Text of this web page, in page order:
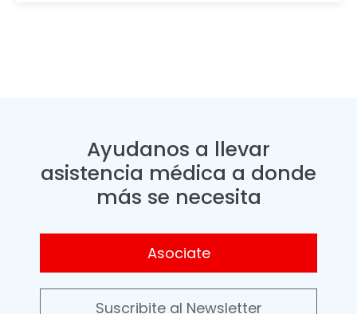
Ayudanos a llevar
asistencia médica a donde
más se necesita
Asociate
Suscribite al Newsletter